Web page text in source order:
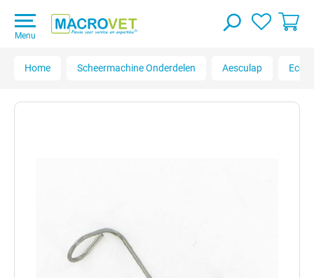
Menu
Home Scheermachine Onderdelen Aesculap